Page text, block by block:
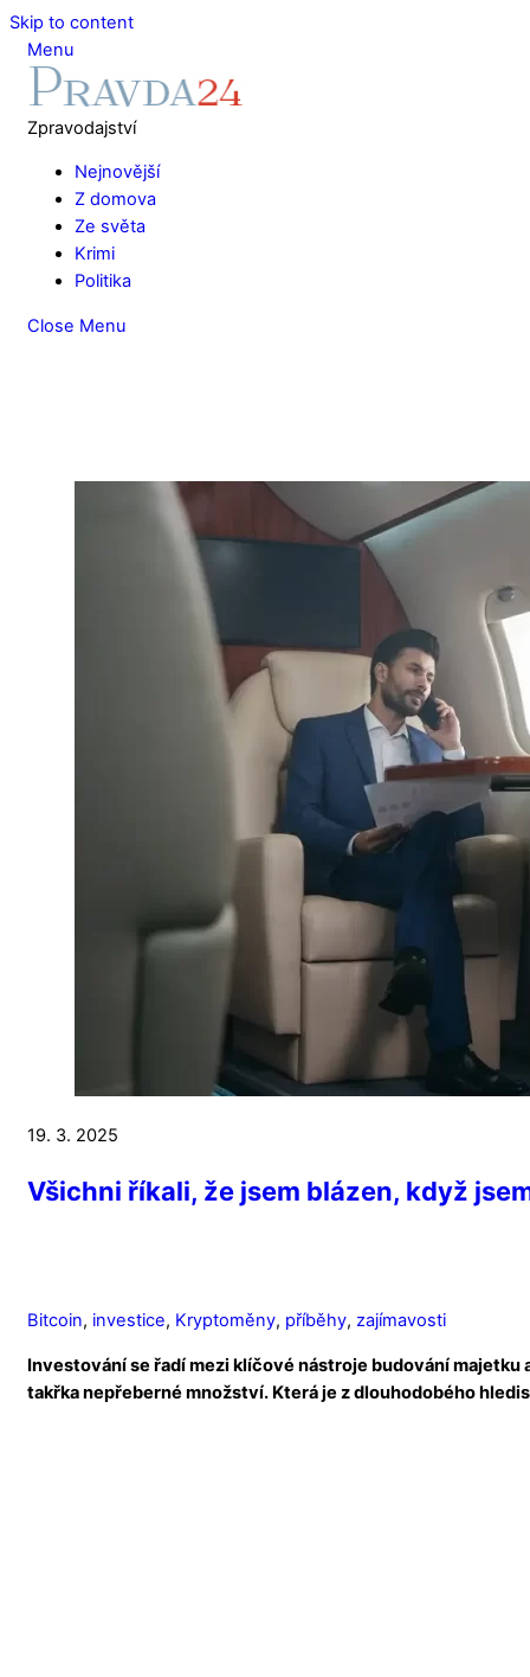
Skip to content
Menu
Zpravodajství
Nejnovější
Z domova
Ze světa
Krimi
Politika
Close Menu
19. 3. 2025
Všichni říkali, že jsem blázen, když
Bitcoin, investice, Kryptoměny, příběhy, zajímavosti
Investování se řadí mezi klíčové nástroje budování
takřka nepřeberné množství. Která je z dlouhodobého